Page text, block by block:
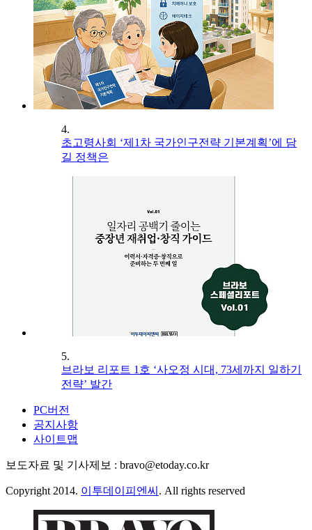
4.
초고령사회 ‘제1차 국가인구전략 기본계획’에 담
길 정책은
5.
브라보 리포트 1호 ‘사오정 시대, 73세까지 일하기
전략’ 발간
PC버전
공지사항
사이트맵
보도자료 및 기사제보 : bravo@etoday.co.kr
Copyright 2014. 이투데이피엔씨 . All rights reserved